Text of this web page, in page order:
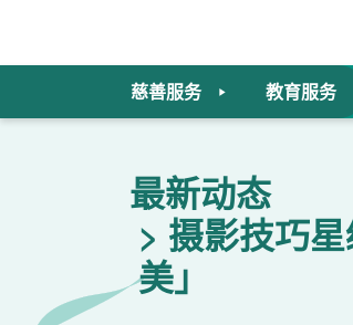
慈善服务 教育服务
最新动态
摄影技巧
美」